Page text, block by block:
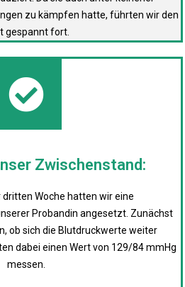
zu kämpfen hatte, führten wir den
gespannt fort.
Zwischenstand:
dritten Woche hatten wir eine
Probandin angesetzt. Zunächst
ob sich die Blutdruckwerte weiter
dabei einen Wert von 129/84 mmHg
messen.